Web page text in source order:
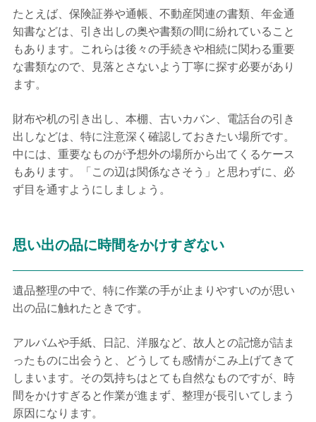
たとえば、保険証券や通帳、不動産関連の書類、年金通
知書などは、引き出しの奥や書類の間に紛れていること
もあります。これらは後々の手続きや相続に関わる重要
な書類なので、見落とさないよう丁寧に探す必要があり
ます。
財布や机の引き出し、本棚、古いカバン、電話台の引き
出しなどは、特に注意深く確認しておきたい場所です。
中には、重要なものが予想外の場所から出てくるケース
もあります。「この辺は関係なさそう」と思わずに、必
ず目を通すようにしましょう。
思い出の品に時間をかけすぎない
遺品整理の中で、特に作業の手が止まりやすいのが思い
出の品に触れたときです。
アルバムや手紙、日記、洋服など、故人との記憶が詰ま
ったものに出会うと、どうしても感情がこみ上げてきて
しまいます。その気持ちはとても自然なものですが、時
間をかけすぎると作業が進まず、整理が長引いてしまう
原因になります。